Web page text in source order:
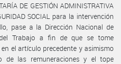
DE GESTIÓN ADMINISTRATIVA
SOCIAL para la intervención
pase a la Dirección Nacional de
del Trabajo a fin de que se tome
el artículo precedente y asimismo
de las remuneraciones y el tope